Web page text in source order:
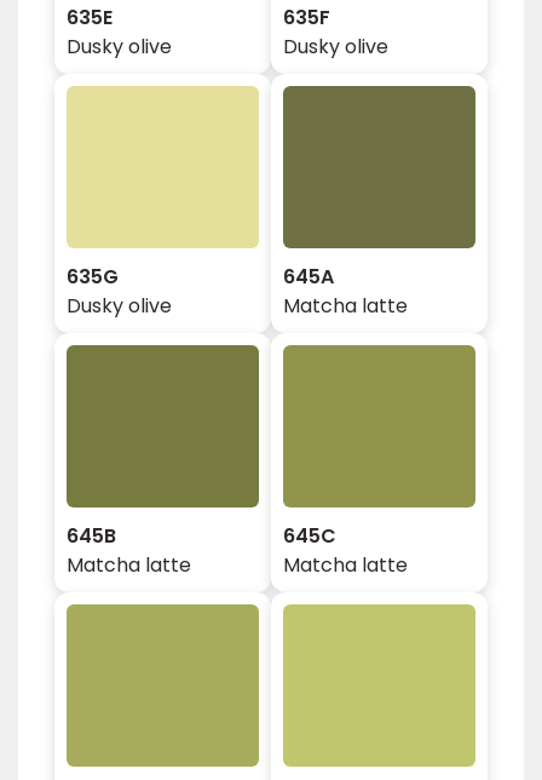
635E
Dusky olive
635F
Dusky olive
635G
Dusky olive
645A
Matcha latte
645B
Matcha latte
645C
Matcha latte